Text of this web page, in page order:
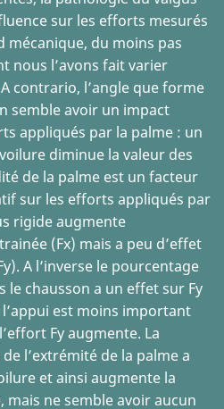
sur les efforts mesurés
mécanique, du moins pas
nous l’avons fait varier
contrario, l’angle que forme
semble avoir un impact
appliqués par la palme : un
diminue la valeur des
de la palme est un facteur
sur les efforts appliqués par
rigide augmente
(Fx) mais a peu d’effet
A l’inverse le pourcentage
le chausson a un effet sur Fy
est moins important
Fy augmente. La
l’extrémité de la palme a
et ainsi augmente la
ne semble avoir aucun